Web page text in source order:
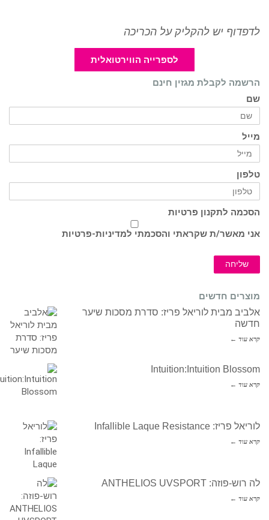
לדפדוף יש להקליק על הכריכה
לספרייה הווירטואלית
הרשמה לקבלת מגזין חינם
שם
מייל
טלפון
הסכמה לתקנון פרטיות
אני מאשר/ת שקראתי והסכמתי למדיניות-פרטיות
שליחה
מוצרים חדשים
אלביב מבית לוריאל פריז: סדרת מסכות שיער
חדשה
קרא עוד ←
Intuition:Intuition Blossom
קרא עוד ←
לוריאל פריז: Infallible Laque Resistance
קרא עוד ←
לה רוש-פוזה: ANTHELIOS UVSPORT
קרא עוד ←